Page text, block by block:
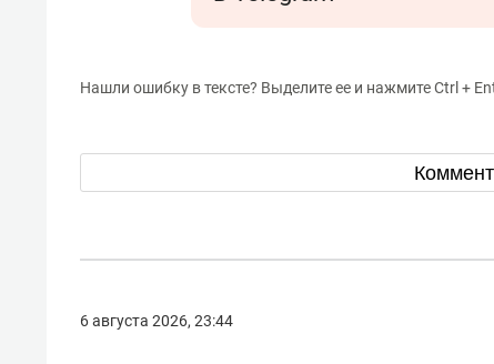
Нашли ошибку в тексте? Выделите ее и нажмите Ctrl +
6 августа 2026, 23:44